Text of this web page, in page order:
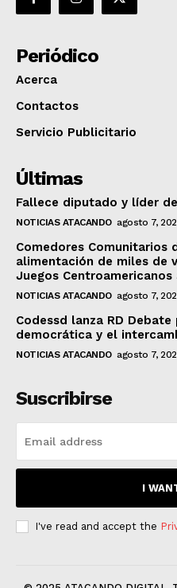
Periódico
Acerca
Contactos
Servicio Publicitario
Últimas
Fallece diputado y líder
NOTICIAS ATACANDO agosto 7,
Comedores Comunitarios
alimentación de miles de
Juegos
NOTICIAS ATACANDO agosto 7,
Codessd lanza RD
democrática y el
NOTICIAS ATACANDO agosto 7,
Suscribirse
I
I've read and accept the